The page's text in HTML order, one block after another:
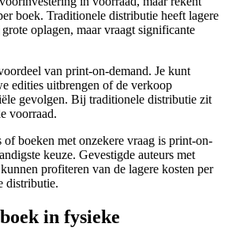
boek. Traditionele distributie heeft lagere
oplagen, maar vraagt significante
van print-on-demand. Je kunt
edities uitbrengen of de verkoop
gevolgen. Bij traditionele distributie zit
voorraad.
of boeken met onzekere vraag is print-on-
keuze. Gevestigde auteurs met
profiteren van de lagere kosten per
distributie.
in fysieke